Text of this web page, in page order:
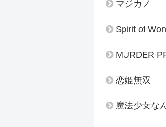
マジカノ
Spirit of
MURDER
恋姫無双
魔法少女な